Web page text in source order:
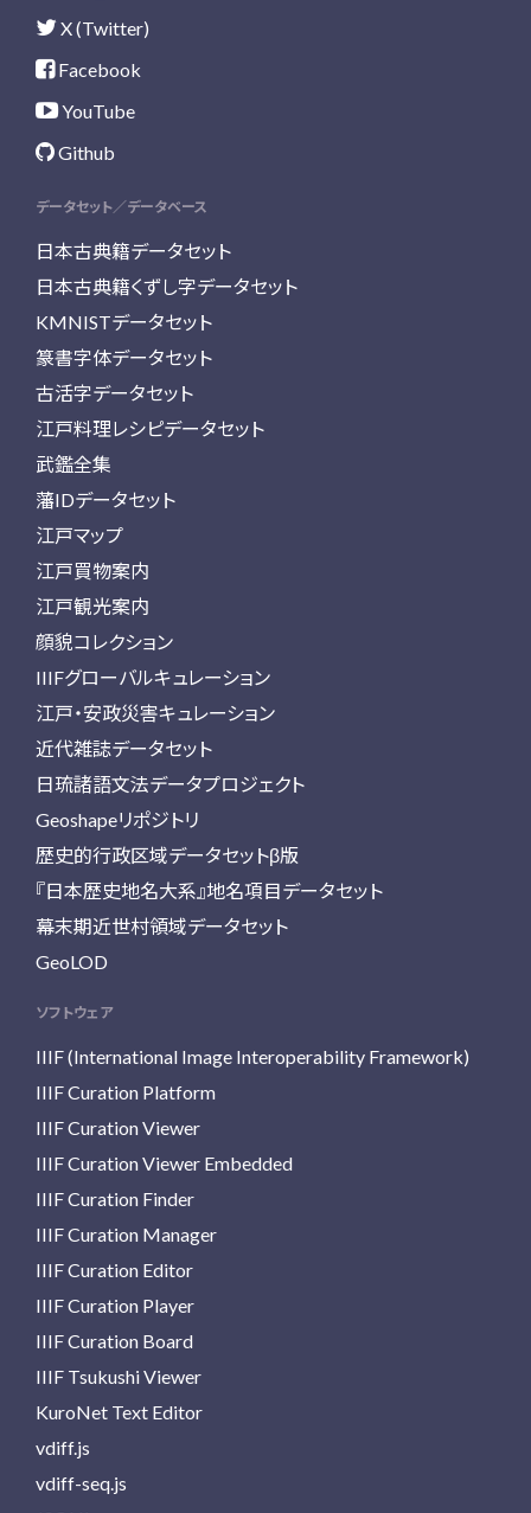
X (Twitter)
Facebook
YouTube
Github
データセット／データベース
日本古典籍データセット
日本古典籍くずし字データセット
KMNISTデータセット
篆書字体データセット
古活字データセット
江戸料理レシピデータセット
武鑑全集
藩IDデータセット
江戸マップ
江戸買物案内
江戸観光案内
顔貌コレクション
IIIFグローバルキュレーション
江戸・安政災害キュレーション
近代雑誌データセット
日琉諸語文法データプロジェクト
Geoshapeリポジトリ
歴史的行政区域データセットβ版
『日本歴史地名大系』地名項目データセット
幕末期近世村領域データセット
GeoLOD
ソフトウェア
IIIF (International Image Interoperability Framework)
IIIF Curation Platform
IIIF Curation Viewer
IIIF Curation Viewer Embedded
IIIF Curation Finder
IIIF Curation Manager
IIIF Curation Editor
IIIF Curation Player
IIIF Curation Board
IIIF Tsukushi Viewer
KuroNet Text Editor
vdiff.js
vdiff-seq.js